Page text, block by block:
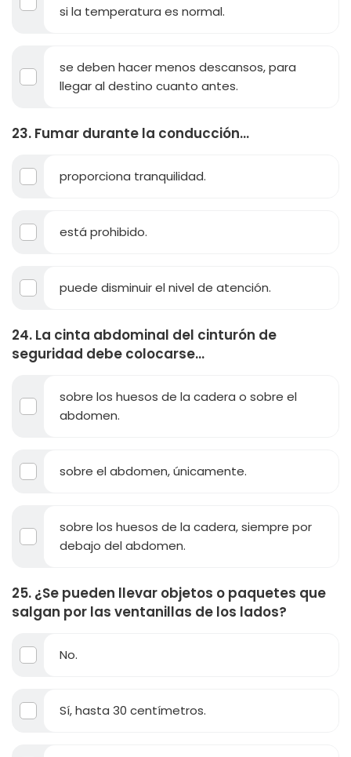
si la temperatura es normal.
se deben hacer menos descansos, para
llegar al destino cuanto antes.
23. Fumar durante la conducción...
proporciona tranquilidad.
está prohibido.
puede disminuir el nivel de atención.
24. La cinta abdominal del cinturón de
seguridad debe colocarse...
sobre los huesos de la cadera o sobre el
abdomen.
sobre el abdomen, únicamente.
sobre los huesos de la cadera, siempre por
debajo del abdomen.
25. ¿Se pueden llevar objetos o paquetes que
salgan por las ventanillas de los lados?
No.
Sí, hasta 30 centímetros.